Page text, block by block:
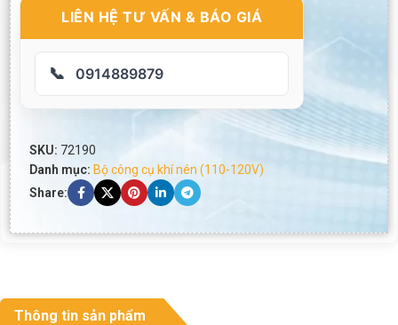
LIÊN HỆ TƯ VẤN & BÁO GIÁ
📞 0914889879
SKU: 72190
Danh mục: Bộ công cụ khí nén (110-120V)
Share:
Thông tin sản phẩm